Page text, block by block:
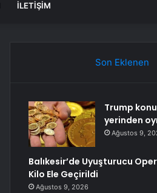
İLETIŞIM
Son Eklenen
Trump
yerinden
Ağustos 9,
Balıkesir’de Uyuşturucu
Kilo Ele Geçirildi
Ağustos 9, 2026